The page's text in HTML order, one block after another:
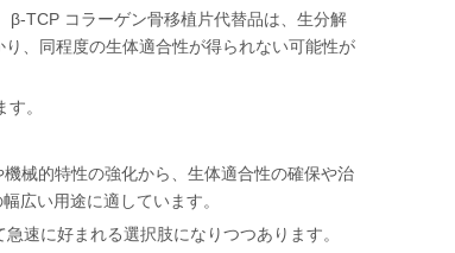
β-TCP コラーゲン骨移植片代替品は、生分解
、同程度の生体適合性が得られない可能性が
。
械的特性の強化から、生体適合性の確保や治
広い用途に適しています。
速に好まれる選択肢になりつつあります。